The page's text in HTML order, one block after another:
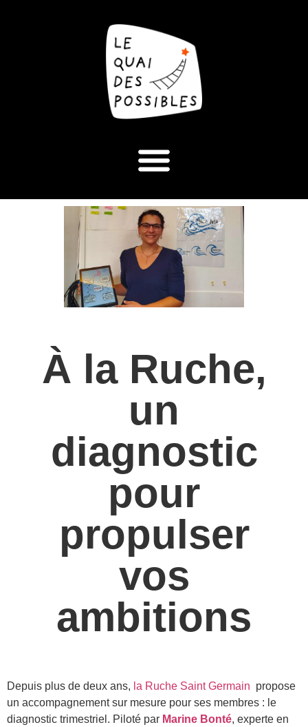
À la Ruche,
un
diagnostic
pour
propulser
vos
ambitions
Depuis plus de deux ans, la Ruche Saint Germain propose
un accompagnement sur mesure pour ses membres : le
diagnostic trimestriel. Piloté par Marine Bonté, experte en